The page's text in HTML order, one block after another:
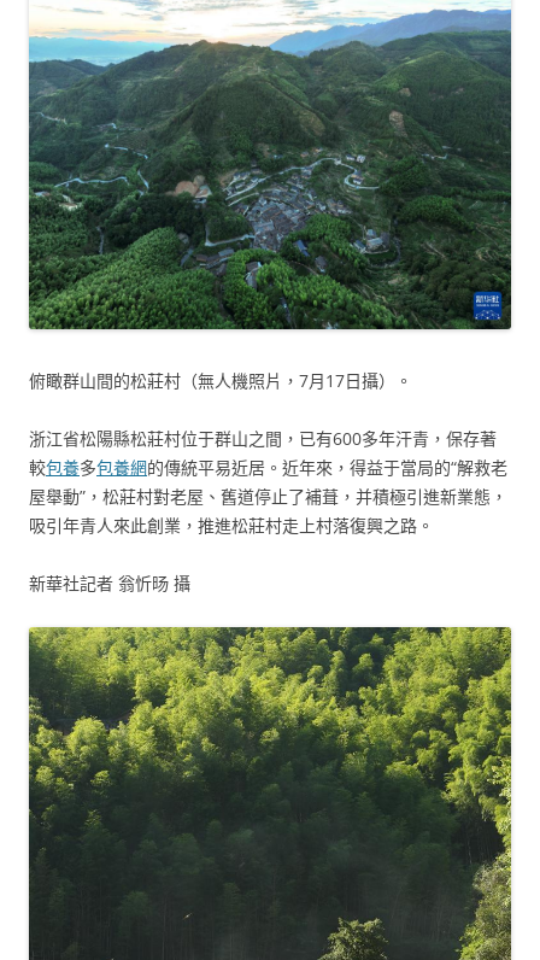
俯瞰群山間的松莊村（無人機照片，7月17日攝）。
浙江省松陽縣松莊村位于群山之間，已有600多年汗青，保存著
較包養多包養網的傳統平易近居。近年來，得益于當局的“解救老
屋舉動”，松莊村對老屋、舊道停止了補葺，并積極引進新業態，
吸引年青人來此創業，推進松莊村走上村落復興之路。
新華社記者 翁忻旸 攝